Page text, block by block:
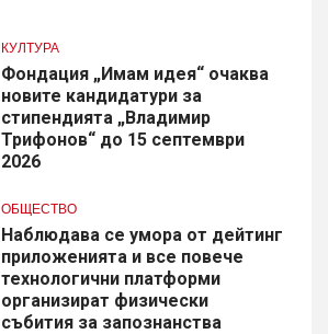
КУЛТУРА
Фондация „Имам идея“ очаква
новите кандидатури за
стипендията „Владимир
Трифонов“ до 15 септември
2026
ОБЩЕСТВО
Наблюдава се умора от дейтинг
приложенията и все повече
технологични платформи
организират физически
събития за запознанства